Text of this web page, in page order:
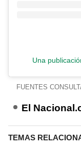
Una
FUENTES
El
TEMAS